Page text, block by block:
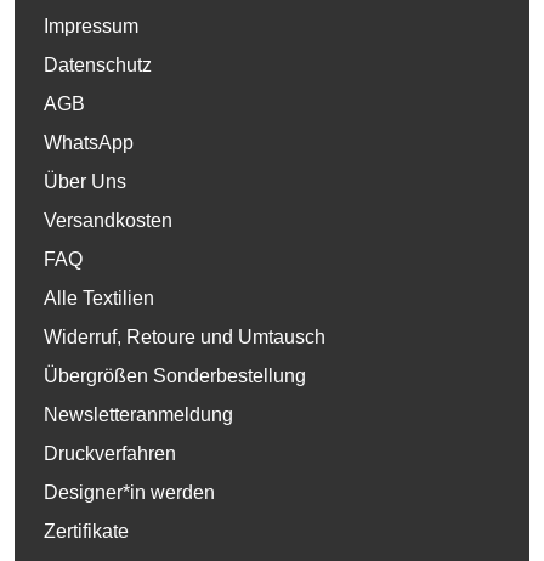
Impressum
Datenschutz
AGB
WhatsApp
Über Uns
Versandkosten
FAQ
Alle Textilien
Widerruf, Retoure und Umtausch
Übergrößen Sonderbestellung
Newsletteranmeldung
Druckverfahren
Designer*in werden
Zertifikate